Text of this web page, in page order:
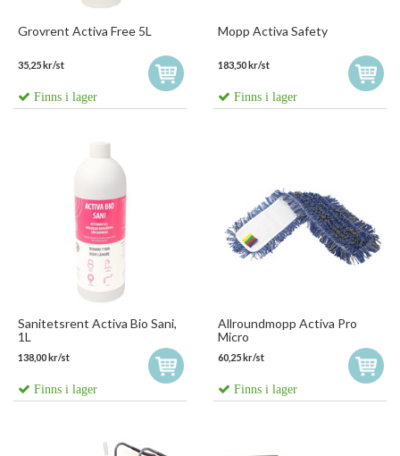
Grovrent Activa Free 5L
35,25 kr/st
Finns i lager
Mopp Activa Safety
183,50 kr/st
Finns i lager
Sanitetsrent Activa Bio Sani,
1L
138,00 kr/st
Finns i lager
Allroundmopp Activa Pro
Micro
60,25 kr/st
Finns i lager